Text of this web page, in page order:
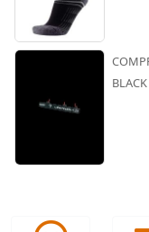
BLACK